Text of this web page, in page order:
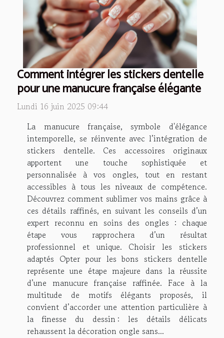
Comment intégrer les stickers dentelle
pour une manucure française élégante
Lundi 16 juin 2025 09:44
La manucure française, symbole d'élégance
intemporelle, se réinvente avec l’intégration de
stickers dentelle. Ces accessoires originaux
apportent une touche sophistiquée et
personnalisée à vos ongles, tout en restant
accessibles à tous les niveaux de compétence.
Découvrez comment sublimer vos mains grâce à
ces détails raffinés, en suivant les conseils d’un
expert reconnu en soins des ongles : chaque
étape vous rapprochera d’un résultat
professionnel et unique. Choisir les stickers
adaptés Opter pour les bons stickers dentelle
représente une étape majeure dans la réussite
d’une manucure française raffinée. Face à la
multitude de motifs élégants proposés, il
convient d’accorder une attention particulière à
la finesse du dessin : les détails délicats
rehaussent la décoration ongle sans...